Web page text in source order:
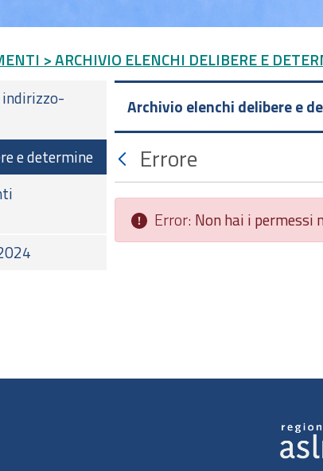
> ARCHIVIO ELENCHI DELIBERE E
e determine
Archivio elenchi delibere e
Errore
Error: Non hai i permessi